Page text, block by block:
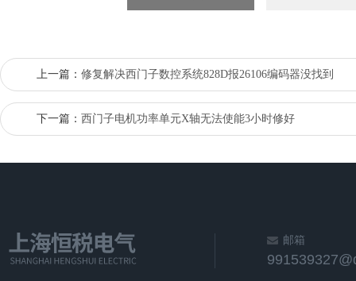
上一篇： 修复解决西门子数控系统828D报26106编码器没找到
下一篇： 西门子电机功率单元X轴无法使能3小时修好
邮箱